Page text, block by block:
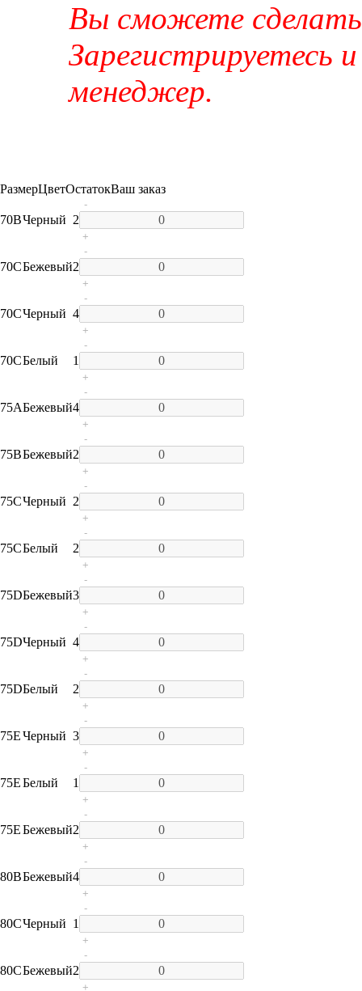
Вы сможете сделать
Зарегистрируетесь
менеджер.
РазмерЦветОстатокВаш заказ
70BЧерный 2
-
+
70CБежевый2
-
+
70CЧерный 4
-
+
70CБелый 1
-
+
75AБежевый4
-
+
75BБежевый2
-
+
75CЧерный 2
-
+
75CБелый 2
-
+
75DБежевый3
-
+
75DЧерный 4
-
+
75DБелый 2
-
+
75EЧерный 3
-
+
75EБелый 1
-
+
75EБежевый2
-
+
80BБежевый4
-
+
80CЧерный 1
-
+
80CБежевый2
-
+